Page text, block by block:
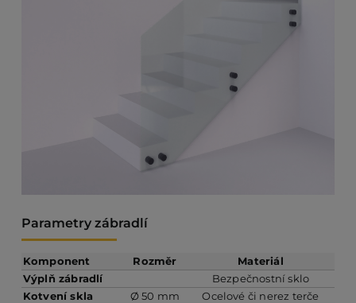
Parametry zábradlí
Komponent Rozměr
Materiál
Výplň zábradlí
Bezpečnostní sklo
Kotvení skla
Ø 50 mm Ocelové či nerez terče